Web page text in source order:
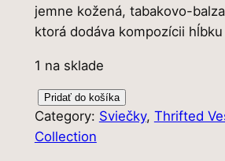
jemne kožená, tabakovo-
ktorá dodáva kompozícii
1 na sklade
m
n
o
Pridať do košíka
Category: Sviečky, Thrifted
Collection